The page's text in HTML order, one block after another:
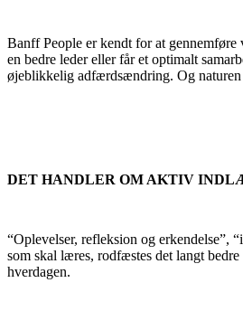
Banff People er kendt for at
en bedre leder eller får et optimalt
øjeblikkelig adfærdsændring. Og naturen
DET HANDLER OM AKTIV
“Oplevelser, refleksion og erkendelse”,
som skal læres, rodfæstes det langt
hverdagen.